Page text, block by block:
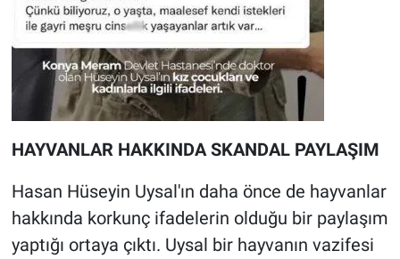
HAYVANLAR HAKKINDA SKANDAL PAYLAŞIM
Hasan Hüseyin Uysal'ın daha önce de hayvanlar
hakkında korkunç ifadelerin olduğu bir paylaşım
yaptığı ortaya çıktı. Uysal bir hayvanın vazifesi